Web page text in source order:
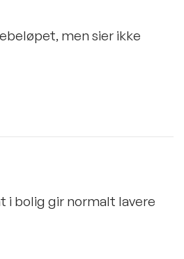
men sier ikke
i bolig gir normalt lavere